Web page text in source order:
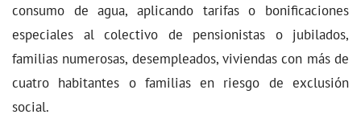
consumo de agua, aplicando tarifas o bonificaciones
especiales al colectivo de pensionistas o jubilados,
familias numerosas, desempleados, viviendas con más de
cuatro habitantes o familias en riesgo de exclusión
social.